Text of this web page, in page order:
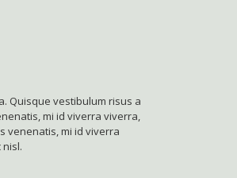
Quisque vestibulum risus a
mi id viverra viverra,
venenatis, mi id viverra